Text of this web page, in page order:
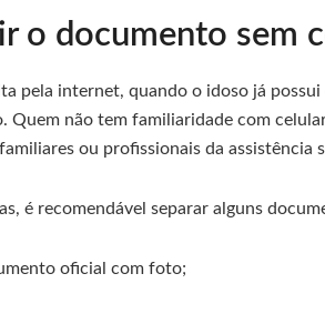
o documento sem
pela internet, quando o idoso já
Quem não tem familiaridade com
ou profissionais da assistência
é recomendável separar alguns
oficial com foto;